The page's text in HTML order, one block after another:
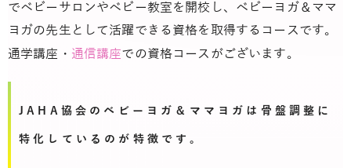
でベビーサロンやベビー教室を開校し、ベビーヨガ＆ママ
ヨガの先生として活躍できる資格を取得するコースです。
通学講座 ・ 通信講座での資格コースがございます。
JAHA協会のベビーヨガ＆ママヨガは骨盤調整に
特化しているのが特徴です。